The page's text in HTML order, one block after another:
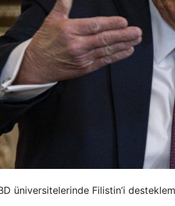
üniversitelerinde Filistin’i